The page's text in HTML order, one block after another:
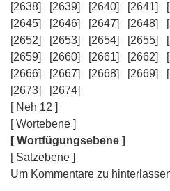
[2638]
[2639] [2640] [2641]
[2645]
[2646] [2647] [2648]
[2652]
[2653] [2654] [2655]
[2659]
[2660] [2661] [2662]
[2666]
[2667] [2668] [2669]
[2673]
[2674]
[ Neh 12 ]
[ Wortebene ]
[ Wortfügungsebene ]
[ Satzebene ]
Um Kommentare zu